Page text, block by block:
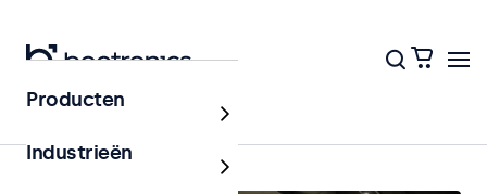
Home
Producten
Industrieën